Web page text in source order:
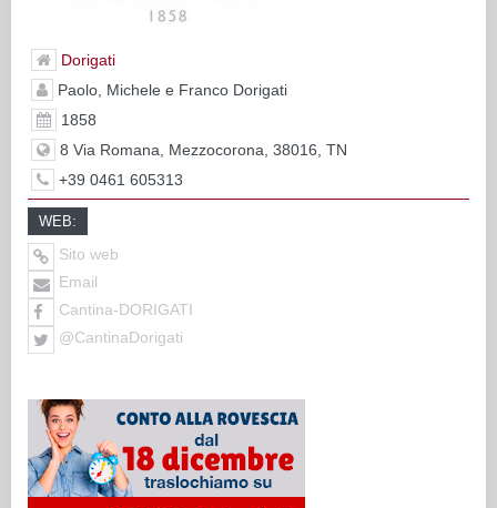
Dorigati
Paolo, Michele e Franco Dorigati
1858
8 Via Romana, Mezzocorona, 38016, TN
+39 0461 605313
WEB:
Sito web
Email
Cantina-DORIGATI
@CantinaDorigati